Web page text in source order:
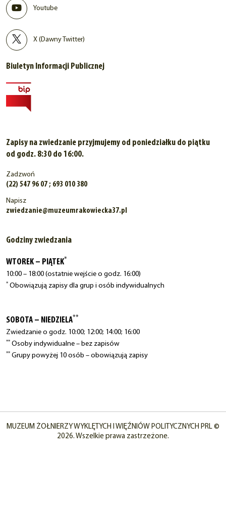
Youtube
X (Dawny Twitter)
Biuletyn Informacji Publicznej
Zapisy na zwiedzanie przyjmujemy od poniedziałku do piątku
od godz. 8:30 do 16:00.
Zadzwoń
(22) 547 96 07 ; 693 010 380
Napisz
zwiedzanie@muzeumrakowiecka37.pl
Godziny zwiedzania
WTOREK – PIĄTEK*
10:00 – 18:00 (ostatnie wejście o godz. 16:00)
* Obowiązują zapisy dla grup i osób indywidualnych
SOBOTA – NIEDZIELA**
Zwiedzanie o godz. 10:00; 12:00; 14:00; 16:00
** Osoby indywidualne – bez zapisów
** Grupy powyżej 10 osób – obowiązują zapisy
MUZEUM ŻOŁNIERZY WYKLĘTYCH I WIĘŹNIÓW POLITYCZNYCH PRL ©
2026. Wszelkie prawa zastrzeżone.